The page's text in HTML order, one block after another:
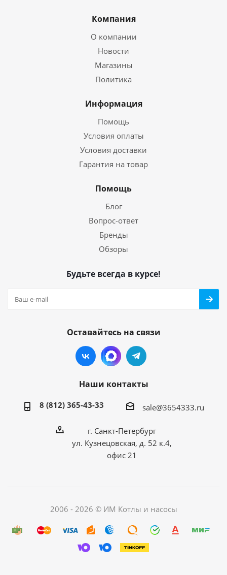
Компания
О компании
Новости
Магазины
Политика
Информация
Помощь
Условия оплаты
Условия доставки
Гарантия на товар
Помощь
Блог
Вопрос-ответ
Бренды
Обзоры
Будьте всегда в курсе!
Оставайтесь на связи
Наши контакты
8 (812) 365-43-33 sale@3654333.ru
г. Санкт-Петербург
ул. Кузнецовская, д. 52 к.4,
офис 21
2006 - 2026 © ИМ Котлы и насосы